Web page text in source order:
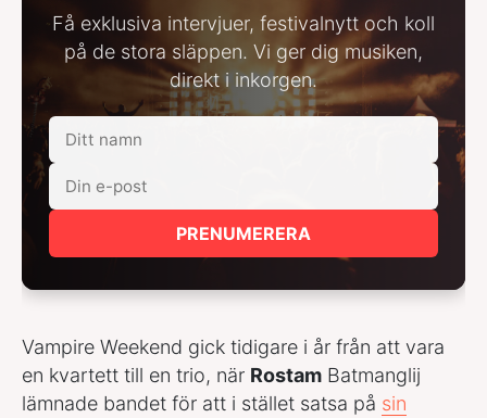
Få exklusiva intervjuer, festivalnytt och koll
på de stora släppen. Vi ger dig musiken,
direkt i inkorgen.
PRENUMERERA
Vampire Weekend gick tidigare i år från att vara
en kvartett till en trio, när Rostam Batmanglij
lämnade bandet för att i stället satsa på sin